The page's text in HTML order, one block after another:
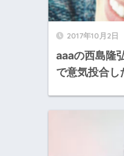
2017年10月2日
aaaの西島隆
で意気投合し